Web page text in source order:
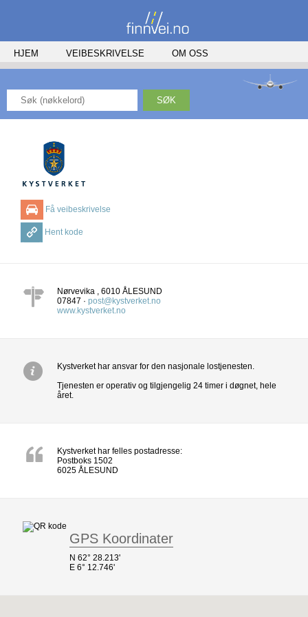
HJEM VEIBESKRIVELSE OM OSS
SØK
Få veibeskrivelse
Hent kode
Nørvevika , 6010 ÅLESUND
07847 · post@kystverket.no
www.kystverket.no
Kystverket har ansvar for den nasjonale lostjenesten.
Tjenesten er operativ og tilgjengelig 24 timer i døgnet, hele
året.
Kystverket har felles postadresse:
Postboks 1502
6025 ÅLESUND
GPS Koordinater
N 62° 28.213'
E 6° 12.746'